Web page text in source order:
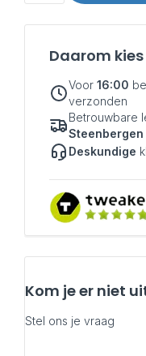
Daarom
Voor 16:00
verzonden
Betrouwbare
Deskundige
Kom je er niet
Stel ons je vraag